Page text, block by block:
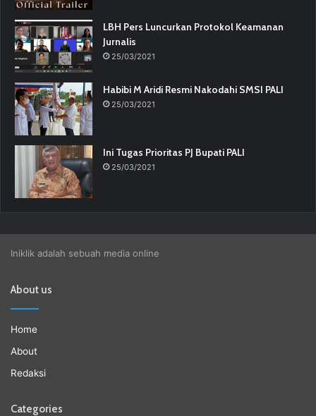
LBH Pers Luncurkan Protokol Keamanan
Jurnalis
25/03/2021
Habibi M Aridi Resmi Nakodahi SMSI PALI
25/03/2021
Ini Tugas Prioritas PJ Bupati PALI
25/03/2021
Iniklik adalah sebuah media online
About us
Home
About
Redaksi
Categories